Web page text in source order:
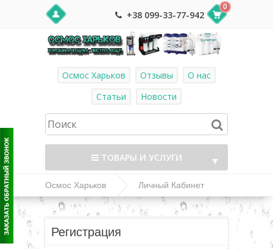
+38 099-33-77-942
0
Осмос Харьков Отзывы
О нас
Статьи
Новости
ТОВАРЫ И УСЛУГИ ▼
Осмос Харьков Личный Кабинет
Регистрация
Регистрация